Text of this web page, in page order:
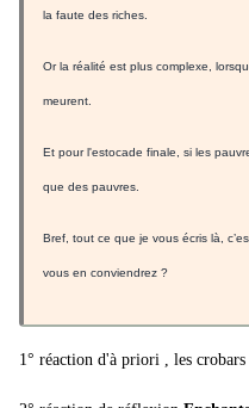
la faute des riches.
Or la réalité est plus complexe,
meurent.
Et pour l'estocade finale, si les
que des pauvres.
Bref, tout ce que je vous écris là,
vous en conviendrez ?
1° réaction d'à priori , les